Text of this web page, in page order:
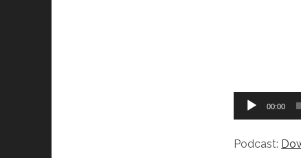
Audio-
00:00
Podcast: